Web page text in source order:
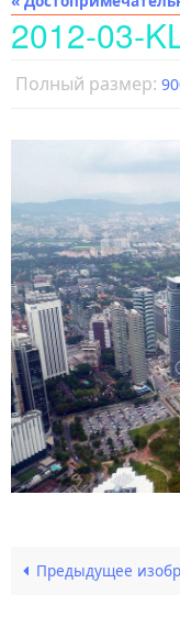
2012-03-
Полный размер:
Предыдущее